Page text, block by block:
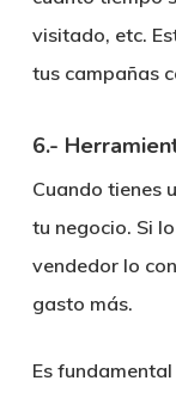
visitado, etc.
tus campañas
6.-
Cuando tienes
tu negocio. Si
vendedor lo
gasto más.
Es